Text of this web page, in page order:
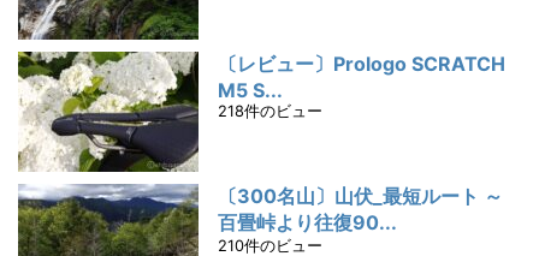
〔レビュー〕Prologo SCRATCH
M5 S...
218件のビュー
〔300名山〕山伏_最短ルート ～
百畳峠より往復90...
210件のビュー